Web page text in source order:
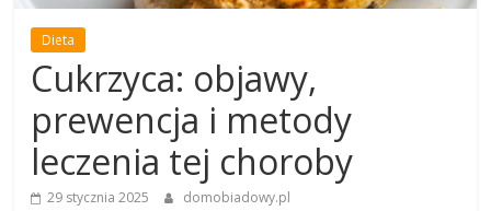
Dieta
Cukrzyca: objawy,
prewencja i metody
leczenia tej choroby
29 stycznia 2025 domobiadowy.pl